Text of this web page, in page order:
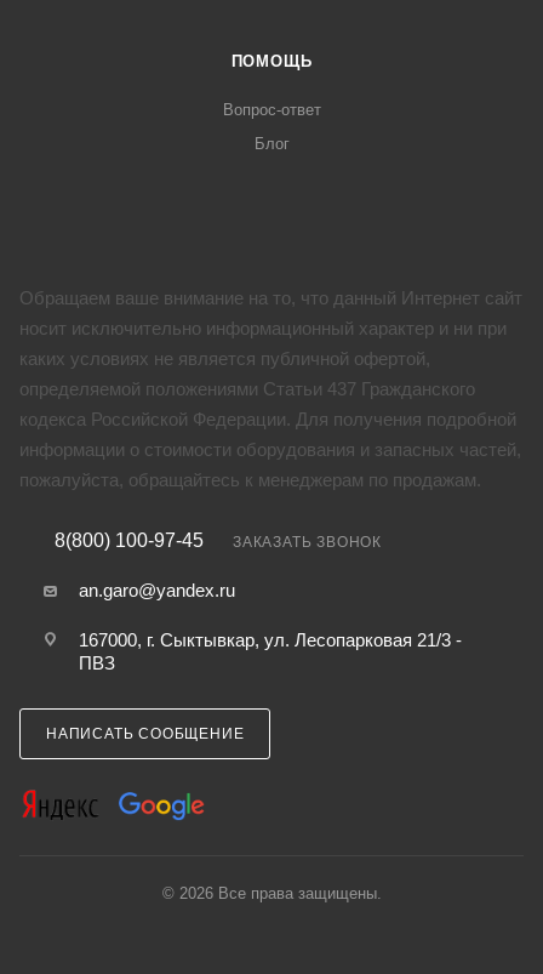
ПОМОЩЬ
Вопрос-ответ
Блог
Обращаем ваше внимание на то, что данный Интернет сайт
носит исключительно информационный характер и ни при
каких условиях не является публичной офертой,
определяемой положениями Статьи 437 Гражданского
кодекса Российской Федерации. Для получения подробной
информации о стоимости оборудования и запасных частей,
пожалуйста, обращайтесь к менеджерам по продажам.
8(800) 100-97-45 ЗАКАЗАТЬ ЗВОНОК
an.garo@yandex.ru
167000, г. Сыктывкар, ул. Лесопарковая 21/3 -
ПВЗ
НАПИСАТЬ СООБЩЕНИЕ
© 2026 Все права защищены.